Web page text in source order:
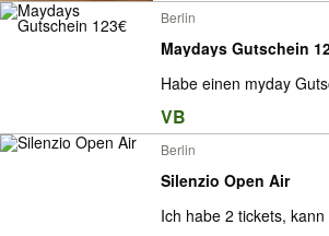
Berlin
Maydays Gutschein
Habe einen myday
VB
Berlin
Silenzio Open Air
Ich habe 2 tickets,